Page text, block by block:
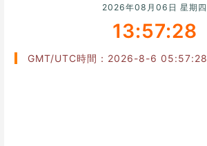
2026年08月06日 星期四
13:57:29
GMT/UTC時間：2026-8-6 05:57:29